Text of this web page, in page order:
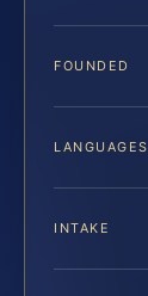
FOUNDED
LANGUAGES
INTAKE